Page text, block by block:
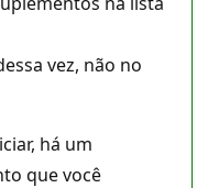
vez, não no
há um
que você